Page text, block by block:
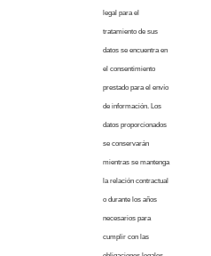
legal para el
tratamiento de sus
datos se encuentra en
el consentimiento
prestado para el envío
de información. Los
datos proporcionados
se conservarán
mientras se mantenga
la relación contractual
o durante los años
necesarios para
cumplir con las